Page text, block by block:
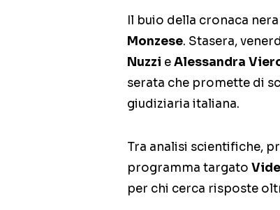
Il buio della cronaca
Monzese. Stasera,
Nuzzi eAlessandra
serata che promette di
giudiziaria italiana.
Tra analisi scientifiche,
programma targato
per chi cerca risposte